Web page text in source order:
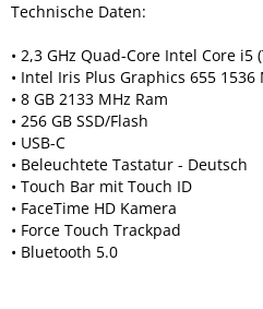
Technische Daten:
• 2,3 GHz Quad-Core Intel Core i5
• Intel Iris Plus Graphics 655 1536
• 8 GB 2133 MHz Ram
• 256 GB SSD/Flash
• USB-C
• Beleuchtete Tastatur - Deutsch
• Touch Bar mit Touch ID
• FaceTime HD Kamera
• Force Touch Trackpad
• Bluetooth 5.0